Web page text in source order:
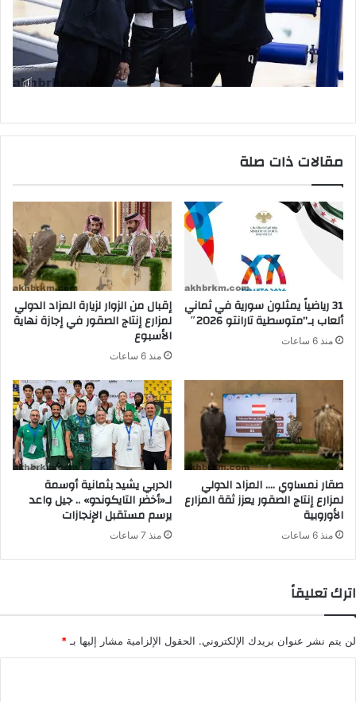
مقالات ذات صلة
31 رياضياً يمثلون سورية في ثماني
ألعاب بـ”متوسطية تارانتو 2026″
منذ 6 ساعات
إقبال من الزوار لزيارة المزاد الدولي
لمزارع إنتاج الصقور في إجازة نهاية
الأسبوع
منذ 6 ساعات
صقار نمساوي …. المزاد الدولي
لمزارع إنتاج الصقور يعزز ثقة المزارع
الأوروبية
منذ 6 ساعات
الحربي يشيد بثمانية أوسمة
لـ«أخضر التايكوندو» .. جيل واعد
يرسم مستقبل الإنجازات
منذ 7 ساعات
اترك تعليقاً
لن يتم نشر عنوان بريدك الإلكتروني. الحقول الإلزامية مشار إليها بـ*